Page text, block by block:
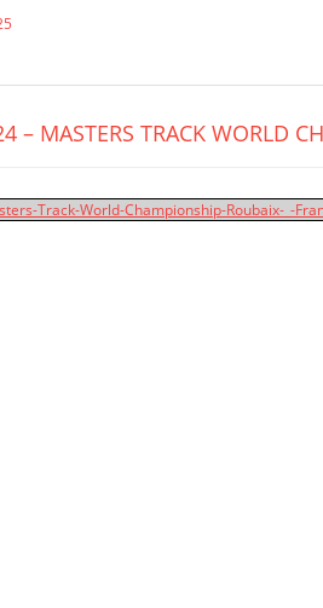
– MASTERS TRACK WORLD
Track-World-Championship-Roubaix-_-